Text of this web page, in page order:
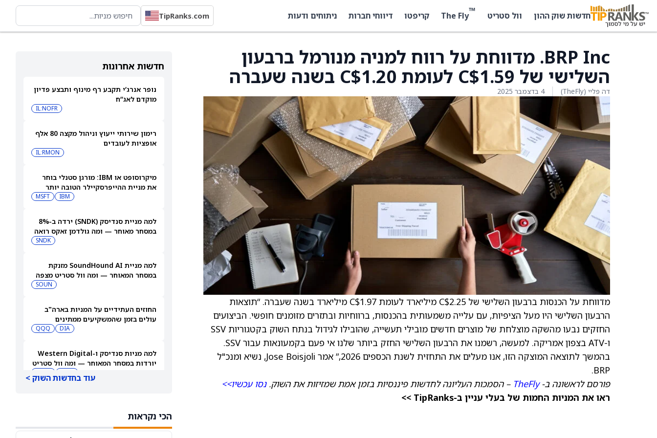
חדשות שוק ההון וול סטריט ™
The Fly קריפטו דיווחי חברות ניתוחים ודעות TipRanks.com
חדשות אחרונות
נופר אנרג’י תקבע רף מינוף ותבצע פדיון
מוקדם לאג”ח
IL:NOFR
רימון שירותי ייעוץ וניהול מקצה 80 אלף
אופציות לעובדים
IL:RMON
מיקרוסופט או IBM: מורגן סטנלי בוחר
את מניית ההייפרסקיילר הטובה יותר
IBM
MSFT
למה מניית סנדיסק (SNDK) ירדה ב-8%
במסחר מאוחר — ומה גולדמן זאקס רואה
SNDK
למה מניית SoundHound AI מזנקת
במסחר המאוחר — ומה וול סטריט מצפה
SOUN
החוזים העתידיים על המניות בארה"ב
עולים בזמן שהמשקיעים ממתינים
DIA
QQQ
למה מניות סנדיסק ו-Western Digital
יורדות במסחר המאוחר — ומה וול סטריט
עוד בחדשות השוק >
הכי נקראות
BRP Inc. מדווחת על רווח למניה מנורמל ברבעון
השלישי של C$1.59 לעומת C$1.20 בשנה שעברה
דה פליי (TheFly) 4 בדצמבר 2025
מדווחת על הכנסות ברבעון השלישי של C$2.25 מיליארד לעומת C$1.97 מיליארד בשנה שעברה. “תוצאות
הרבעון השלישי היו מעל הציפיות, עם עלייה משמעותית בהכנסות, ברווחיות ובתזרים מזומנים חופשי. הביצועים
החזקים נבעו מהשקה מוצלחת של מוצרים חדשים מובילי תעשייה, שהובילו לגידול בנתח השוק בקטגוריות SSV
ו-ATV בצפון אמריקה. למעשה, רשמנו את הרבעון השלישי החזק ביותר שלנו אי פעם בקמעונאות עבור SSV.
בהמשך לתוצאה המוצקה הזו, אנו מעלים את התחזית לשנת הכספים 2026,” אמר Jose Boisjoli, נשיא ומנכ"ל
BRP.
פורסם לראשונה ב-TheFly – הסמכות העליונה לחדשות פיננסיות בזמן אמת שמזיזות את השוק.נסו עכשיו>>
ראו את המניות החמות של בעלי עניין ב-TipRanks >>